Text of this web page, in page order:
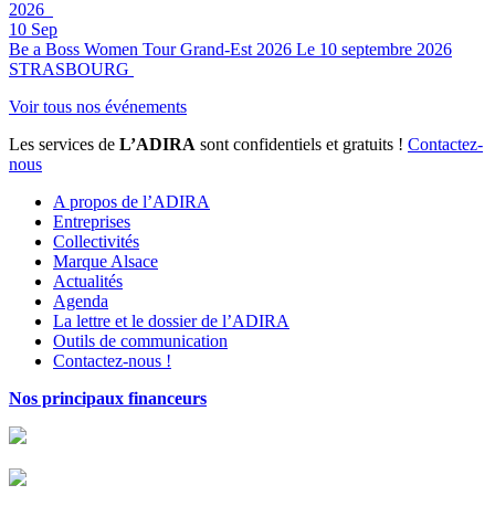
2026
10 Sep
Be a Boss Women Tour Grand-Est 2026 Le 10 septembre 2026
STRASBOURG
Voir tous nos événements
Les services de L’ADIRA sont confidentiels et gratuits ! Contactez-
nous
A propos de l’ADIRA
Entreprises
Collectivités
Marque Alsace
Actualités
Agenda
La lettre et le dossier de l’ADIRA
Outils de communication
Contactez-nous !
Nos principaux financeurs